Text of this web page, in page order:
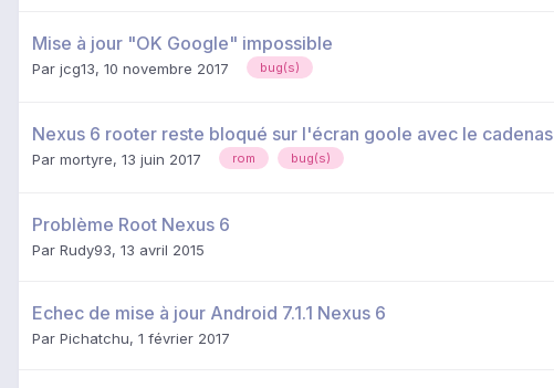
Mise à jour "OK Google" impossible
Par jcg13, 10 novembre 2017 bug(s)
Nexus 6 rooter reste bloqué sur l'écran goole avec le cadenas
Par mortyre, 13 juin 2017 rom bug(s)
Problème Root Nexus 6
Par Rudy93, 13 avril 2015
Echec de mise à jour Android 7.1.1 Nexus 6
Par Pichatchu, 1 février 2017